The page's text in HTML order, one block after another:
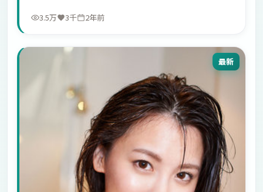
3.5万 3千 2年前
最新